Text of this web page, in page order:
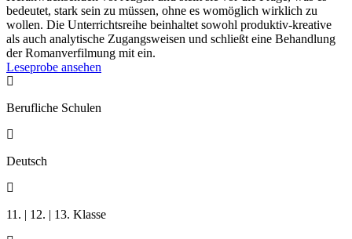
bedeutet, stark sein zu müssen, ohne es womöglich wirklich zu
wollen. Die Unterrichtsreihe beinhaltet sowohl produktiv-kreative
als auch analytische Zugangsweisen und schließt eine Behandlung
der Romanverfilmung mit ein.
Leseprobe ansehen

Berufliche Schulen

Deutsch

11. | 12. | 13. Klasse